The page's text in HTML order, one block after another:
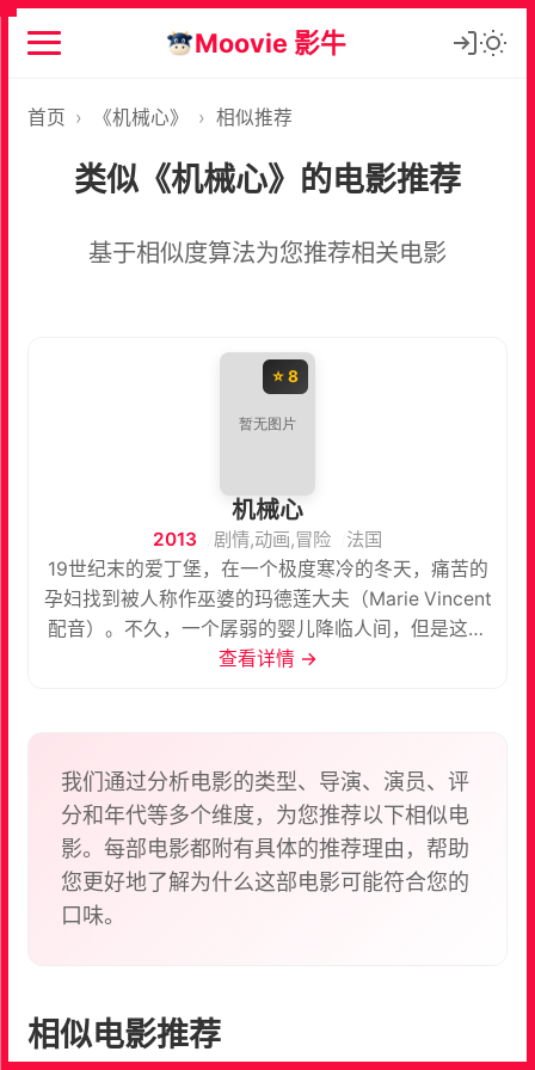
Moovie 影牛
首页 › 《机械心》 › 相似推荐
类似《机械心》的电影推荐
基于相似度算法为您推荐相关电影
⭐ 8
机械心
2013 剧情,动画,冒险
法国
19世纪末的爱丁堡，在一个极度寒冷的冬天，痛苦的
孕妇找到被人称作巫婆的玛德莲大夫（Marie Vincent
配音）。不久，一个孱弱的婴儿降临人间，但是这个
小家伙的心都冻僵了，为此玛德莲帮他安装了机械心
免陷入爱恋。小杰克一天天长大，在他十岁的那年他
首度来到镇上玩耍，并和命运中的天使邂逅。他的机
械心脏出了故障， 冒出浓烟，他知道他恋爱了。从这
一天起，杰克注定要踏上追寻爱情的征程…… 本片根
据马提亚斯·马吉尔（Mathias Malzieu）的原著改
查看详情 →
我们通过分析电影的类型、导演、演员、评
分和年代等多个维度，为您推荐以下相似电
影。每部电影都附有具体的推荐理由，帮助
您更好地了解为什么这部电影可能符合您的
口味。
相似电影推荐